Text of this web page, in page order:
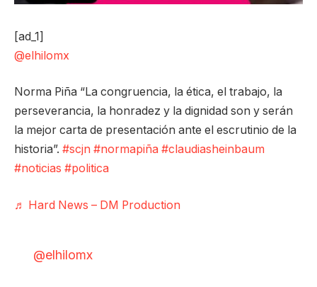
[ad_1]
@elhilomx
Norma Piña “La congruencia, la ética, el trabajo, la
perseverancia, la honradez y la dignidad son y serán
la mejor carta de presentación ante el escrutinio de la
historia”. #scjn #normapiña #claudiasheinbaum
#noticias #politica
♬ Hard News – DM Production
@elhilomx